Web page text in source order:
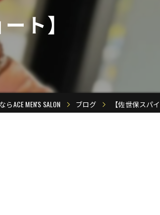
パーマ
ト】
ACE MEN'S SALON ブログ 【佐世保スパ